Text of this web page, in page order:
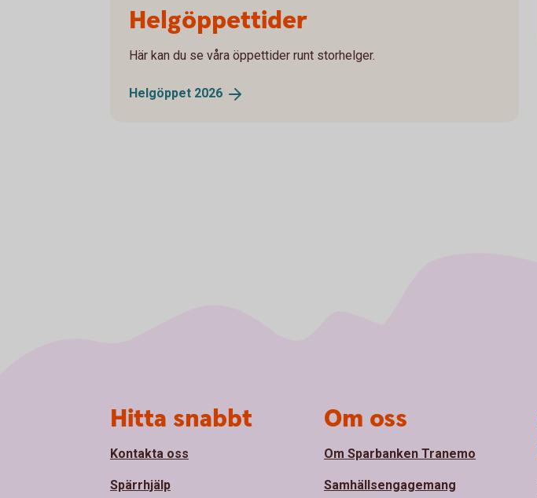
Helgöppettider
Här kan du se våra öppettider runt storhelger.
Helgöppet 2026
Hitta snabbt
Kontakta oss
Spärrhjälp
Om oss
Om Sparbanken Tranemo
Samhällsengagemang